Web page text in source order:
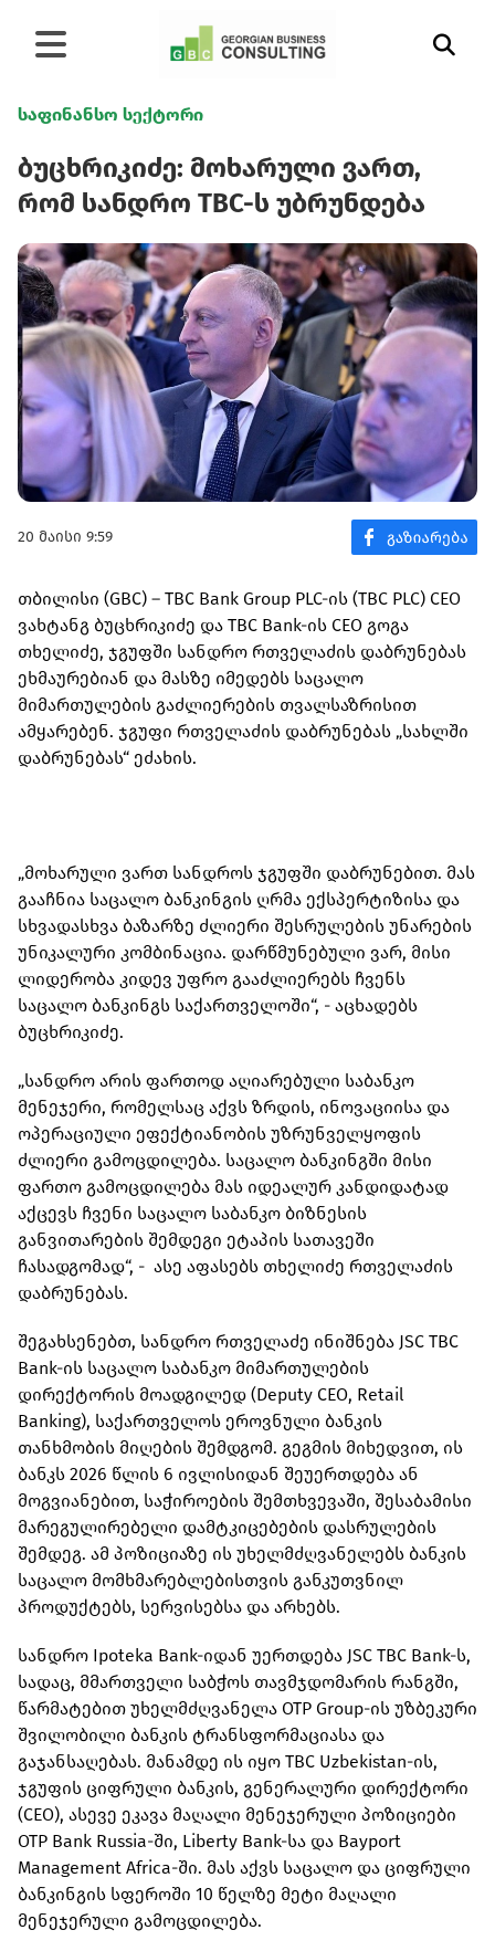
საფინანსო სექტორი
ბუცხრიკიძე: მოხარული ვართ,
რომ სანდრო TBC-ს უბრუნდება
20 მაისი 9:59
თბილისი (GBC) – TBC Bank Group PLC-ის (TBC PLC) CEO
ვახტანგ ბუცხრიკიძე და TBC Bank-ის CEO გოგა
თხელიძე, ჯგუფში სანდრო რთველაძის დაბრუნებას
ეხმაურებიან და მასზე იმედებს საცალო
მიმართულების გაძლიერების თვალსაზრისით
ამყარებენ. ჯგუფი რთველაძის დაბრუნებას „სახლში
დაბრუნებას“ ეძახის.
„მოხარული ვართ სანდროს ჯგუფში დაბრუნებით. მას
გააჩნია საცალო ბანკინგის ღრმა ექსპერტიზისა და
სხვადასხვა ბაზარზე ძლიერი შესრულების უნარების
უნიკალური კომბინაცია. დარწმუნებული ვარ, მისი
ლიდერობა კიდევ უფრო გააძლიერებს ჩვენს
საცალო ბანკინგს საქართველოში“, - აცხადებს
ბუცხრიკიძე.
„სანდრო არის ფართოდ აღიარებული საბანკო
მენეჯერი, რომელსაც აქვს ზრდის, ინოვაციისა და
ოპერაციული ეფექტიანობის უზრუნველყოფის
ძლიერი გამოცდილება. საცალო ბანკინგში მისი
ფართო გამოცდილება მას იდეალურ კანდიდატად
აქცევს ჩვენი საცალო საბანკო ბიზნესის
განვითარების შემდეგი ეტაპის სათავეში
ჩასადგომად“, - ასე აფასებს თხელიძე რთველაძის
დაბრუნებას.
შეგახსენებთ, სანდრო რთველაძე ინიშნება JSC TBC
Bank-ის საცალო საბანკო მიმართულების
დირექტორის მოადგილედ (Deputy CEO, Retail
Banking), საქართველოს ეროვნული ბანკის
თანხმობის მიღების შემდგომ. გეგმის მიხედვით, ის
ბანკს 2026 წლის 6 ივლისიდან შეუერთდება ან
მოგვიანებით, საჭიროების შემთხვევაში, შესაბამისი
მარეგულირებელი დამტკიცებების დასრულების
შემდეგ. ამ პოზიციაზე ის უხელმძღვანელებს ბანკის
საცალო მომხმარებლებისთვის განკუთვნილ
პროდუქტებს, სერვისებსა და არხებს.
სანდრო Ipoteka Bank-იდან უერთდება JSC TBC Bank-ს,
სადაც, მმართველი საბჭოს თავმჯდომარის რანგში,
წარმატებით უხელმძღვანელა OTP Group-ის უზბეკური
შვილობილი ბანკის ტრანსფორმაციასა და
გაჯანსაღებას. მანამდე ის იყო TBC Uzbekistan-ის,
ჯგუფის ციფრული ბანკის, გენერალური დირექტორი
(CEO), ასევე ეკავა მაღალი მენეჯერული პოზიციები
OTP Bank Russia-ში, Liberty Bank-სა და Bayport
Management Africa-ში. მას აქვს საცალო და ციფრული
ბანკინგის სფეროში 10 წელზე მეტი მაღალი
მენეჯერული გამოცდილება.